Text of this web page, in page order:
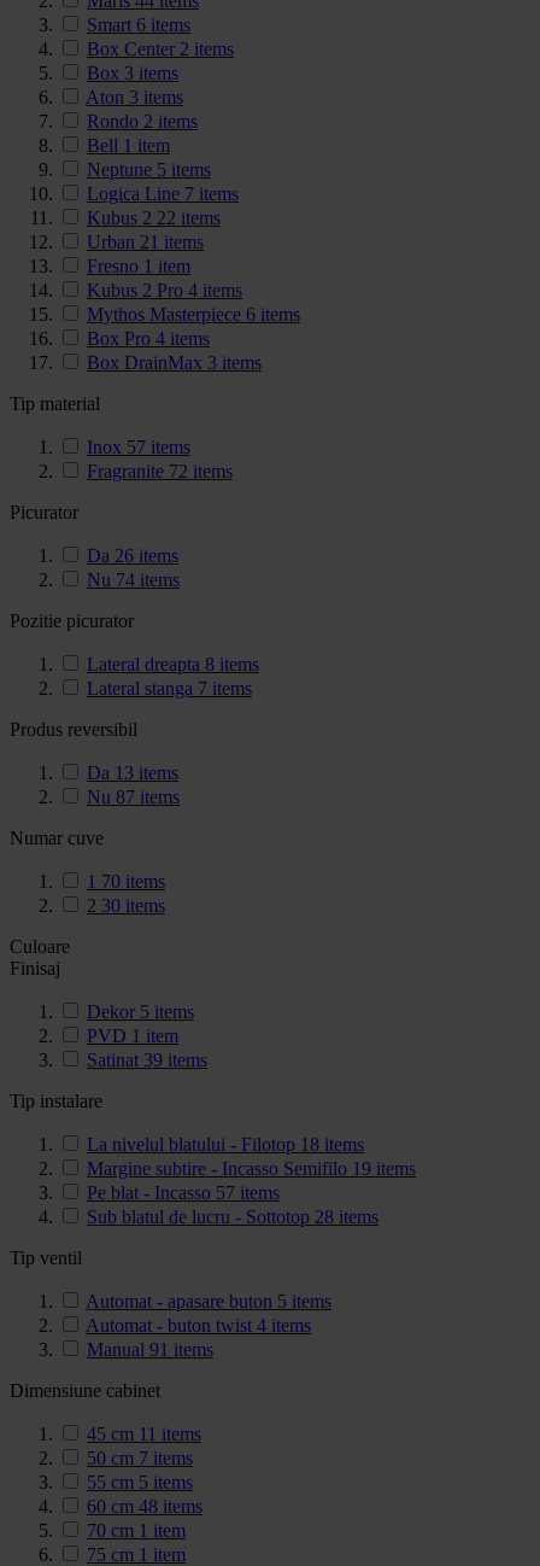
Smart 6 items
Box Center 2 items
Box 3 items
Aton 3 items
Rondo 2 items
Bell 1 item
Neptune 5 items
Logica Line 7 items
Kubus 2 22 items
Urban 21 items
Fresno 1 item
Kubus 2 Pro 4 items
Mythos Masterpiece 6 items
Box Pro 4 items
Box DrainMax 3 items
Tip material
Inox 57 items
Fragranite 72 items
Picurator
Da 26 items
Nu 74 items
Pozitie picurator
Lateral dreapta 8 items
Lateral stanga 7 items
Produs reversibil
Da 13 items
Nu 87 items
Numar cuve
1 70 items
2 30 items
Culoare
Finisaj
Dekor 5 items
PVD 1 item
Satinat 39 items
Tip instalare
La nivelul blatului - Filotop 18 items
Margine subtire - Incasso Semifilo 19 items
Pe blat - Incasso 57 items
Sub blatul de lucru - Sottotop 28 items
Tip ventil
Automat - apasare buton 5 items
Automat - buton twist 4 items
Manual 91 items
Dimensiune cabinet
45 cm 11 items
50 cm 7 items
55 cm 5 items
60 cm 48 items
70 cm 1 item
75 cm 1 item